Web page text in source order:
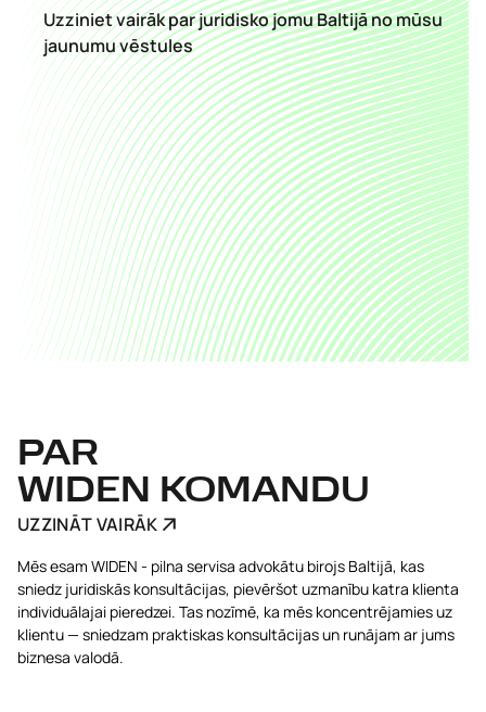
Uzziniet vairāk par juridisko jomu Baltijā no mūsu
jaunumu vēstules
PAR
WIDEN KOMANDU
UZZINĀT VAIRĀK
Mēs esam WIDEN - pilna servisa advokātu birojs Baltijā, kas
sniedz juridiskās konsultācijas, pievēršot uzmanību katra klienta
individuālajai pieredzei. Tas nozīmē, ka mēs koncentrējamies uz
klientu — sniedzam praktiskas konsultācijas un runājam ar jums
biznesa valodā.